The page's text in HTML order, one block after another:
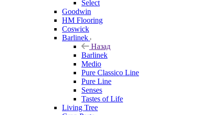
Select
Goodwin
HM Flooring
Coswick
Barlinek
Назад
Barlinek
Medio
Pure Classico Line
Pure Line
Senses
Tastes of Life
Living Tree